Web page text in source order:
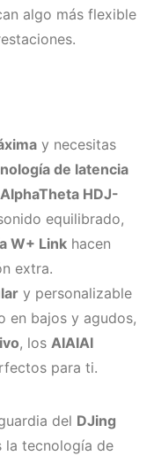
algo más flexible
y necesitas
de latencia
AlphaTheta HDJ-
equilibrado,
W+ Link hacen
extra.
y personalizable
en bajos y agudos,
, los AIAIAI
para ti.
del DJing
la tecnología de